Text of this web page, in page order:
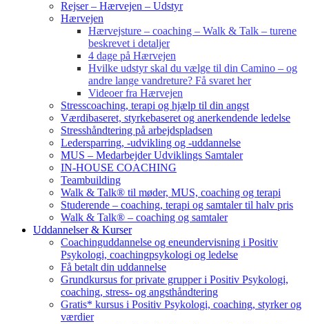
Rejser – Hærvejen – Udstyr
Hærvejen
Hærvejsture – coaching – Walk & Talk – turene
beskrevet i detaljer
4 dage på Hærvejen
Hvilke udstyr skal du vælge til din Camino – og
andre lange vandreture? Få svaret her
Videoer fra Hærvejen
Stresscoaching, terapi og hjælp til din angst
Værdibaseret, styrkebaseret og anerkendende ledelse
Stresshåndtering på arbejdspladsen
Ledersparring, -udvikling og -uddannelse
MUS – Medarbejder Udviklings Samtaler
IN-HOUSE COACHING
Teambuilding
Walk & Talk® til møder, MUS, coaching og terapi
Studerende – coaching, terapi og samtaler til halv pris
Walk & Talk® – coaching og samtaler
Uddannelser & Kurser
Coachinguddannelse og eneundervisning i Positiv
Psykologi, coachingpsykologi og ledelse
Få betalt din uddannelse
Grundkursus for private grupper i Positiv Psykologi,
coaching, stress- og angsthåndtering
Gratis* kursus i Positiv Psykologi, coaching, styrker og
værdier